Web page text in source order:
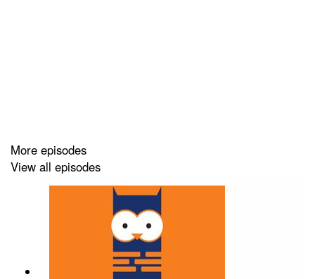
پادکست فارسی راوی
پادکست چهارراه کامپیوتر
پادکست فارسی راوی شو
حمایت مالی از شیوانا
More episodes
View all episodes